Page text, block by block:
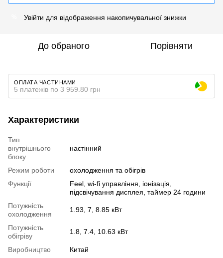
Увійти для відображення накопичувальної знижки
До обраного Порівняти
ОПЛАТА ЧАСТИНАМИ
5 платежів по 3 959.80 грн
Характеристики
Тип
внутрішнього
блоку
настінний
Режим роботи
охолодження та обігрів
Функції
Feel, wi-fi управління, іонізація,
підсвічування дисплея, таймер 24 години
Потужність
охолодження
1.93, 7, 8.85 кВт
Потужність
обігріву
1.8, 7.4, 10.63 кВт
Виробництво
Китай